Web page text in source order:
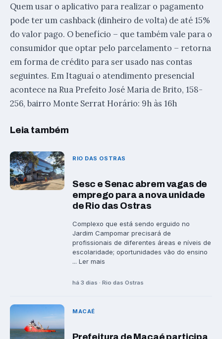
Quem usar o aplicativo para realizar o pagamento
pode ter um cashback (dinheiro de volta) de até 15%
do valor pago. O benefício – que também vale para o
consumidor que optar pelo parcelamento – retorna
em forma de crédito para ser usado nas contas
seguintes. Em Itaguaí o atendimento presencial
acontece na Rua Prefeito José Maria de Brito, 158-
256, bairro Monte Serrat Horário: 9h às 16h
Leia também
RIO DAS OSTRAS
Sesc e Senac abrem vagas de
emprego para a nova unidade
de Rio das Ostras
Complexo que está sendo erguido no
Jardim Campomar precisará de
profissionais de diferentes áreas e níveis de
escolaridade; oportunidades vão do ensino
... Ler mais
há 3 dias · Rio das Ostras
MACAÉ